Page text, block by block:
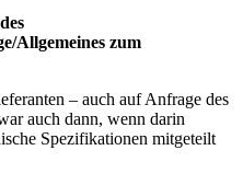
Allgemeines zum
– auch auf Anfrage des
auch dann, wenn darin
Spezifikationen mitgeteilt